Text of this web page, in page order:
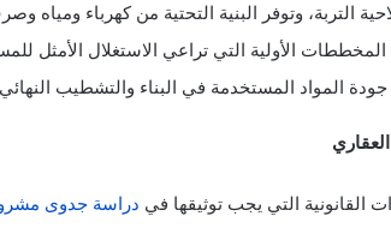
التربة، وتوفر البنية التحتية من كهرباء
الأولية التي تراعي الاستغلال الأمثل
جودة المواد المستخدمة في البناء والتشطيب
القانونية التي يجب توثيقها في دراسة جدوى